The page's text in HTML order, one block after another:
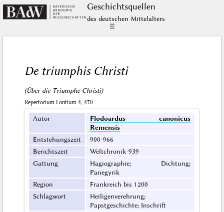
Geschichts­quellen
des deutschen Mittelalters
☰
De triumphis Christi
(Über die Triumphe Christi)
Repertorium Fontium 4, 470
Autor
Flodoardus canonicus
Remensis
Entstehungszeit
900-966
Berichtszeit
Weltchronik-939
Gattung
Hagiographie; Dichtung;
Panegyrik
Region
Frankreich bis 1200
Schlagwort
Heiligenverehrung;
Papstgeschichte; Inschrift